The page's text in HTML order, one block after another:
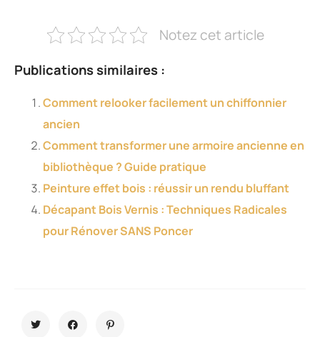
Notez cet article
Publications similaires :
Comment relooker facilement un chiffonnier
ancien
Comment transformer une armoire ancienne en
bibliothèque ? Guide pratique
Peinture effet bois : réussir un rendu bluffant
Décapant Bois Vernis : Techniques Radicales
pour Rénover SANS Poncer